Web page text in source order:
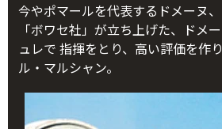
今やポマールを代表するドメーヌ
「ボワセ社」が立ち上げた、ドメ
ュレで 指揮をとり、高い評価を作
ル・マルシャン。